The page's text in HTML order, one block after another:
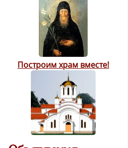
Построим храм вместе!